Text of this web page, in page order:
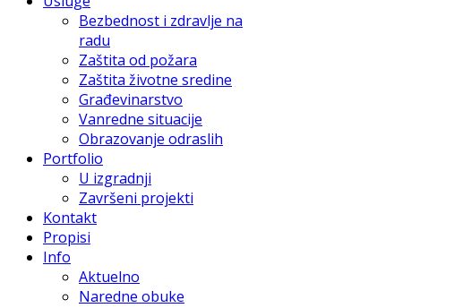
Bezbednost i zdravlje na
radu
Zaštita od požara
Zaštita životne sredine
Građevinarstvo
Vanredne situacije
Obrazovanje odraslih
Portfolio
U izgradnji
Završeni projekti
Kontakt
Propisi
Info
Aktuelno
Naredne obuke